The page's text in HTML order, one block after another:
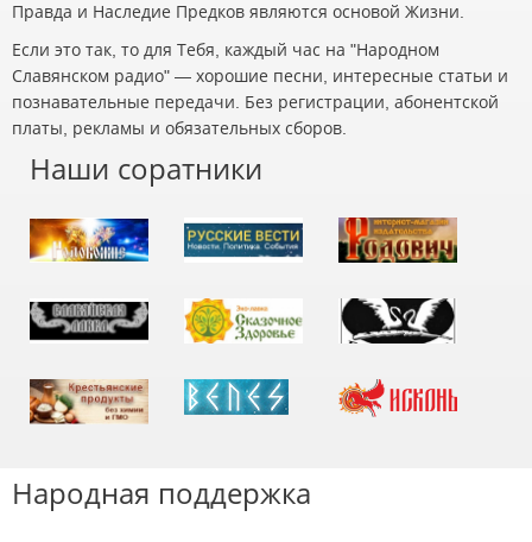
Правда и Наследие Предков являются основой Жизни.
Если это так, то для Тебя, каждый час на "Народном
Славянском радио" — хорошие песни, интересные статьи и
познавательные передачи. Без регистрации, абонентской
платы, рекламы и обязательных сборов.
Наши соратники
Народная поддержка